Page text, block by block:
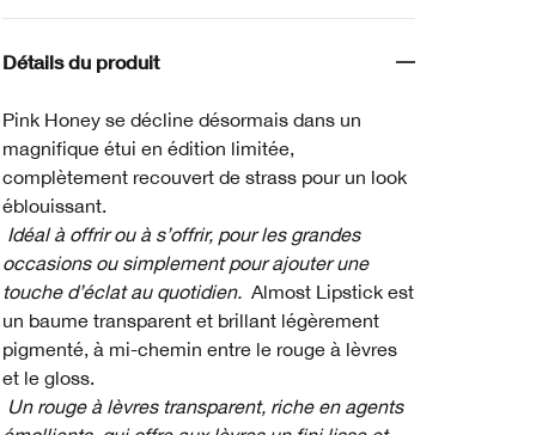
Détails du produit
Pink Honey se décline désormais dans un
magnifique étui en édition limitée,
complètement recouvert de strass pour un look
éblouissant.
Idéal à offrir ou à s’offrir, pour les grandes
occasions ou simplement pour ajouter une
touche d’éclat au quotidien. Almost Lipstick est
un baume transparent et brillant légèrement
pigmenté, à mi-chemin entre le rouge à lèvres
et le gloss.
Un rouge à lèvres transparent, riche en agents